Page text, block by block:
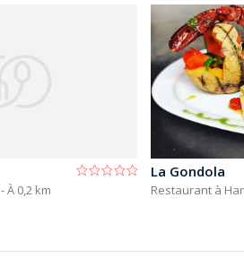
- À 0,2 km
La Gondola
Restaurant à